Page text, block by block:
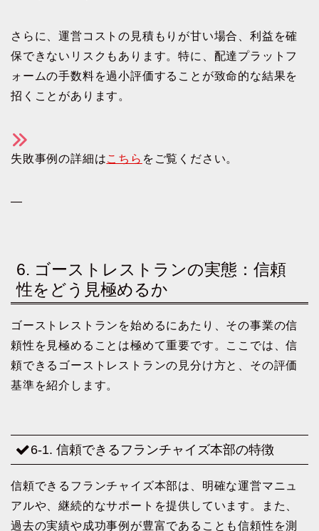
さらに、運営コストの見積もりが甘い場合、利益を確
保できないリスクもあります。特に、配達プラットフ
ォームの手数料を過小評価することが致命的な結果を
招くことがあります。
失敗事例の詳細はこちら をご覧ください。
—
6. ゴーストレストランの実態：信頼
性をどう見極めるか
ゴーストレストランを始めるにあたり、その事業の信
頼性を見極めることは極めて重要です。ここでは、信
頼できるゴーストレストランの見分け方と、その評価
基準を紹介します。
6-1. 信頼できるフランチャイズ本部の特徴
信頼できるフランチャイズ本部は、明確な運営マニュ
アルや、継続的なサポートを提供しています。また、
過去の実績や成功事例が豊富であることも信頼性を測